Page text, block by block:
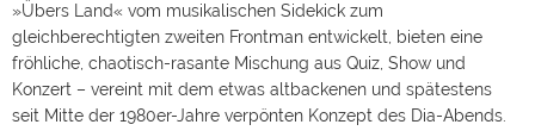
»Übers Land« vom musikalischen Sidekick zum
gleichberechtigten zweiten Frontman entwickelt, bieten eine
fröhliche, chaotisch-rasante Mischung aus Quiz, Show und
Konzert – vereint mit dem etwas altbackenen und spätestens
seit Mitte der 1980er-Jahre verpönten Konzept des Dia-Abends.